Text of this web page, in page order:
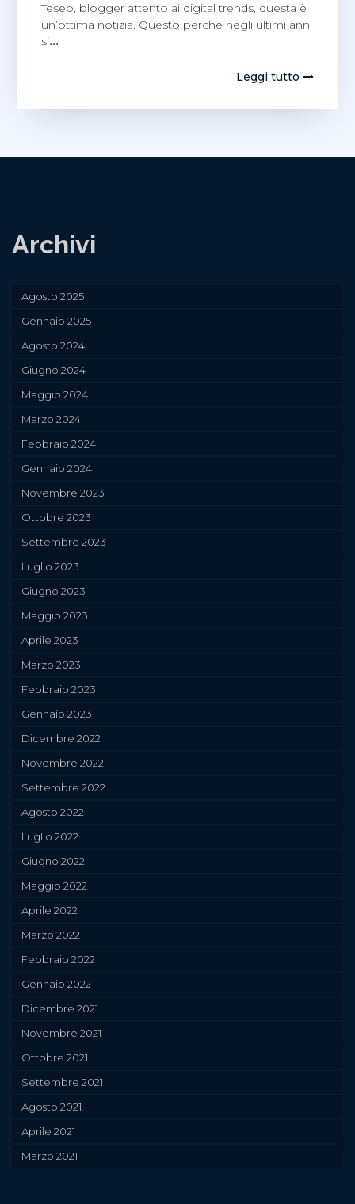
Teseo, blogger attento ai digital trends, questa è
un’ottima notizia. Questo perché negli ultimi anni
si…
Leggi tutto
Archivi
Agosto 2025
Gennaio 2025
Agosto 2024
Giugno 2024
Maggio 2024
Marzo 2024
Febbraio 2024
Gennaio 2024
Novembre 2023
Ottobre 2023
Settembre 2023
Luglio 2023
Giugno 2023
Maggio 2023
Aprile 2023
Marzo 2023
Febbraio 2023
Gennaio 2023
Dicembre 2022
Novembre 2022
Settembre 2022
Agosto 2022
Luglio 2022
Giugno 2022
Maggio 2022
Aprile 2022
Marzo 2022
Febbraio 2022
Gennaio 2022
Dicembre 2021
Novembre 2021
Ottobre 2021
Settembre 2021
Agosto 2021
Aprile 2021
Marzo 2021